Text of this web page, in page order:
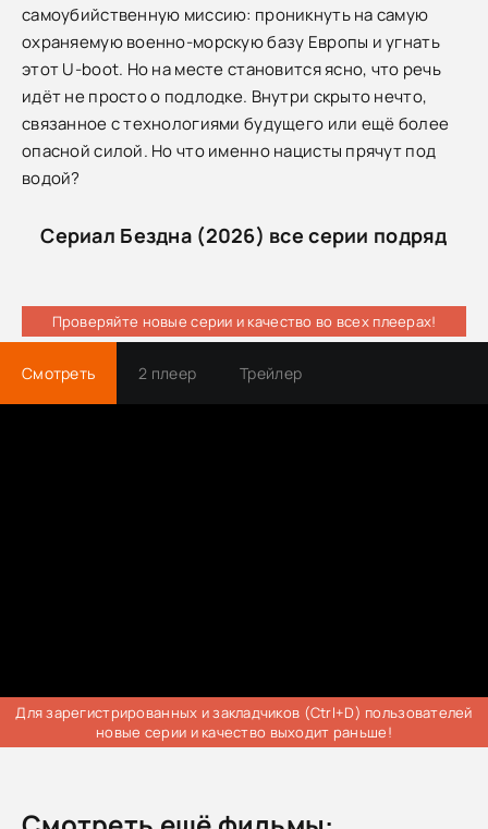
самоубийственную миссию: проникнуть на самую
охраняемую военно-морскую базу Европы и угнать
этот U-boot. Но на месте становится ясно, что речь
идёт не просто о подлодке. Внутри скрыто нечто,
связанное с технологиями будущего или ещё более
опасной силой. Но что именно нацисты прячут под
водой?
Сериал Бездна (2026) все серии подряд
Проверяйте новые серии и качество во всех плеерах!
Смотреть 2 плеер Трейлер
Для зарегистрированных и закладчиков (Ctrl+D) пользователей
новые серии и качество выходит раньше!